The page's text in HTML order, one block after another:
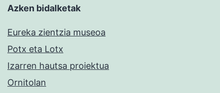
Azken bidalketak
Eureka zientzia museoa
Potx eta Lotx
Izarren hautsa proiektua
Ornitolan